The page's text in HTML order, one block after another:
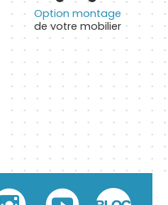
Option montage
de votre mobilier